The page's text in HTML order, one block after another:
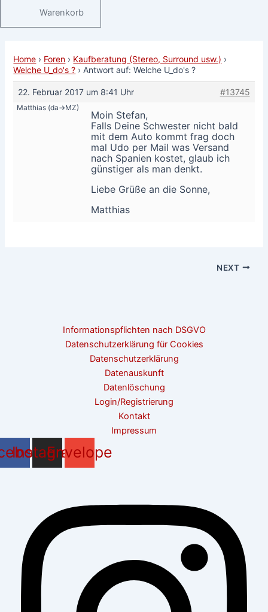
Warenkorb
Home › Foren › Kaufberatung (Stereo, Surround usw.) ›
Welche U_do's ? › Antwort auf: Welche U_do's ?
22. Februar 2017 um 8:41 Uhr #13745
Matthias (da->MZ)
Moin Stefan,
Falls Deine Schwester nicht bald
mit dem Auto kommt frag doch
mal Udo per Mail was Versand
nach Spanien kostet, glaub ich
günstiger als man denkt.
Liebe Grüße an die Sonne,
Matthias
NEXT
Informationspflichten nach DSGVO
Datenschutzerklärung für Cookies
Datenschutzerklärung
Datenauskunft
Datenlöschung
Login/Registrierung
Kontakt
Impressum
InstagramEnvelope